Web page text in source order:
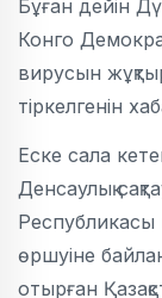
Бұған дейін
Конго
вирусын
тіркелгенін
Еске сала
Денсаулық
Республикасы
өршуіне
отырған